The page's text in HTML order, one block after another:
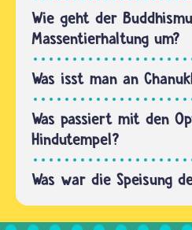
Wie geht der
Massentierhaltung um?
Was isst man an
Was passiert mit den
Hindutempel?
Was war die Speisung